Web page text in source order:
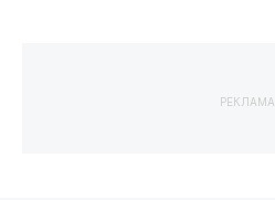
РЕКЛАМА